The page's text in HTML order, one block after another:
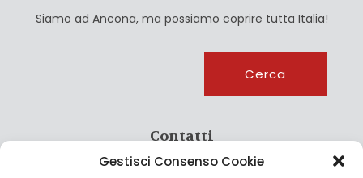
Gestisci Consenso Cookie
Siamo ad Ancona, ma possiamo coprire tutta Italia!
Cerca
Contatti
info@culturagroalimentare.com